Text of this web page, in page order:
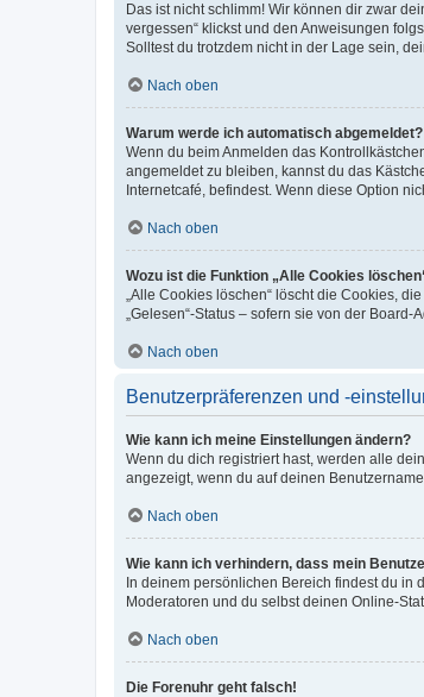
Das ist nicht schlimm! Wir können dir zwar
vergessen“ klickst und den Anweisungen
Solltest du trotzdem nicht in der Lage sein,
Nach oben
Warum werde ich automatisch abgemeldet?
Wenn du beim Anmelden das
angemeldet zu bleiben, kannst du das
Internetcafé, befindest. Wenn diese Option
Nach oben
Wozu ist die Funktion „Alle Cookies
„Alle Cookies löschen“ löscht die Cookies,
„Gelesen“-Status – sofern sie von der
Nach oben
Benutzerpräferenzen und -
Wie kann ich meine Einstellungen ändern?
Wenn du dich registriert hast, werden alle
angezeigt, wenn du auf deinen
Nach oben
Wie kann ich verhindern, dass mein
In deinem persönlichen Bereich findest du in
Moderatoren und du selbst deinen Online-
Nach oben
Die Forenuhr geht falsch!